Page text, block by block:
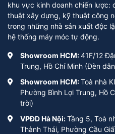
khu vực kinh doanh chiến lược:
thuật xây dựng, kỹ thuật công
trong những nhà sản xuất độc
hệ thống máy móc tự động.
Showroom HCM:41F/12
Trung, Hồ Chí Minh (Đèn
Showroom HCM:Toà nhà
Phường Bình Lợi Trung, Hồ
trời)
VPĐD Hà Nội:Tầng 5, Toà
Thành Thái, Phường Cầu